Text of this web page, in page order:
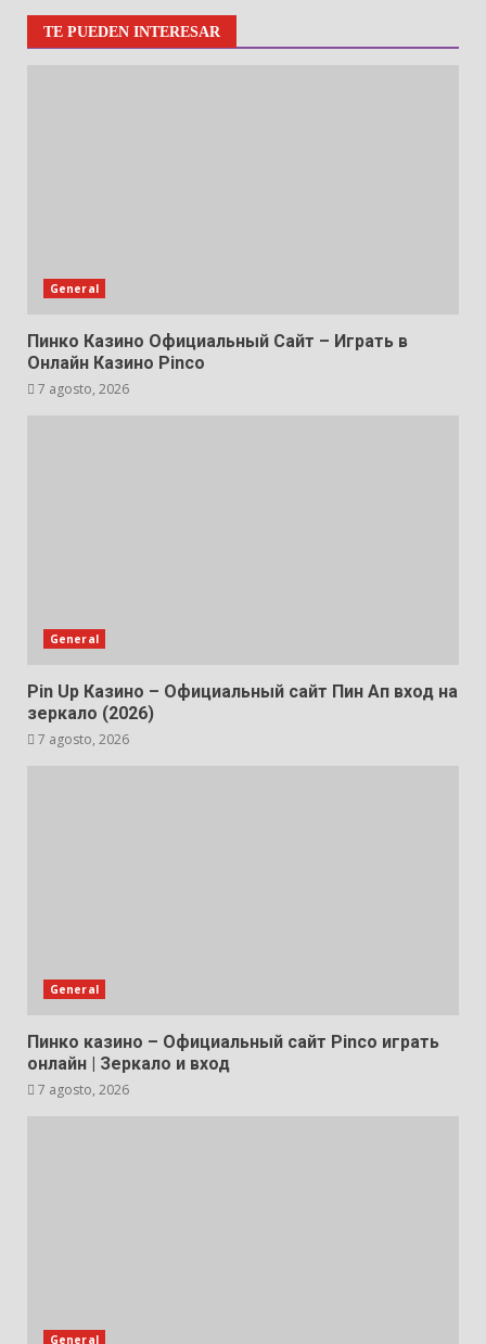
TE PUEDEN INTERESAR
General
Пинко Казино Официальный Сайт – Играть в
Онлайн Казино Pinco
7 agosto, 2026
General
Pin Up Казино – Официальный сайт Пин Ап вход на
зеркало (2026)
7 agosto, 2026
General
Пинко казино – Официальный сайт Pinco играть
онлайн | Зеркало и вход
7 agosto, 2026
General